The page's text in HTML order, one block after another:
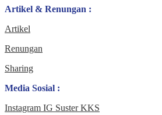
Artikel & Renungan :
Artikel
Renungan
Sharing
Media Sosial :
Instagram IG Suster KKS